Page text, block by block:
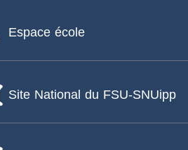
Espace école
Site National du FSU-SNUipp